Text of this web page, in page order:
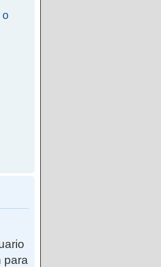
o
para